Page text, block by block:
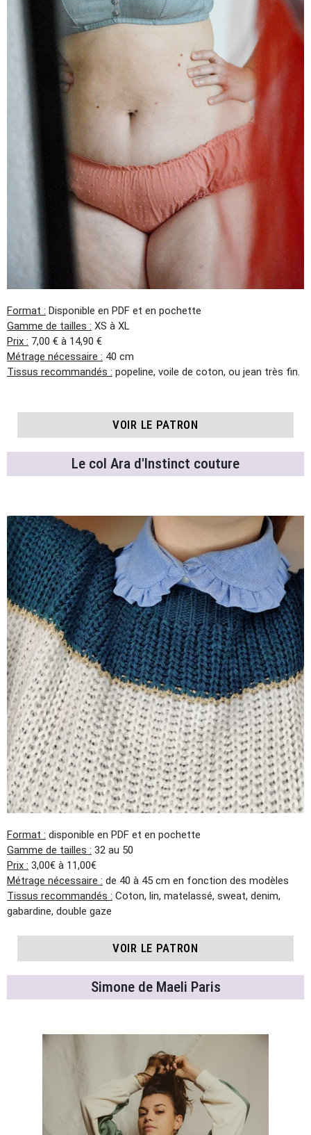
Format : Disponible en PDF et en pochette
Gamme de tailles : XS à XL
Prix : 7,00 € à 14,90 €
Métrage nécessaire : 40 cm
Tissus recommandés : popeline, voile de coton, ou jean très fin.
VOIR LE PATRON
Le col Ara d'Instinct couture
Format : disponible en PDF et en pochette
Gamme de tailles : 32 au 50
Prix : 3,00€ à 11,00€
Métrage nécessaire : de 40 à 45 cm en fonction des modèles
Tissus recommandés : Coton, lin, matelassé, sweat, denim,
gabardine, double gaze
VOIR LE PATRON
Simone de Maeli Paris